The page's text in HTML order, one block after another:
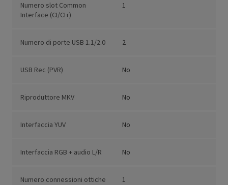
Numero slot Common
Interface (CI/CI+)
1
Numero di porte USB 1.1/2.0 2
USB Rec (PVR) No
Riproduttore MKV No
Interfaccia YUV No
Interfaccia RGB + audio L/R No
Numero connessioni ottiche 1